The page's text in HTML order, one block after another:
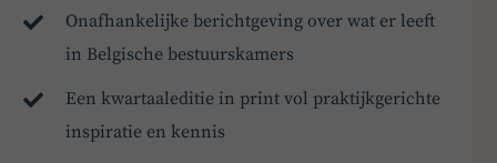
Onafhankelijke berichtgeving over wat er leeft
in Belgische bestuurskamers
Een kwartaaleditie in print vol praktijkgerichte
inspiratie en kennis